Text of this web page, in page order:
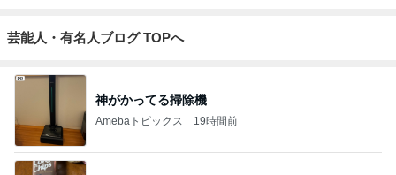
芸能人・有名人ブログ TOPへ
神がかってる掃除機
Amebaトピックス 19時間前